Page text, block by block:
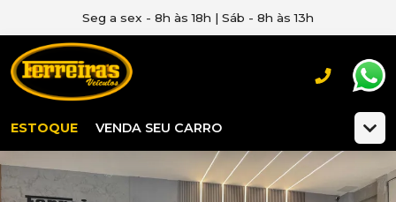
Seg a sex - 8h às 18h | Sáb - 8h às 13h
ESTOQUE VENDA SEU CARRO